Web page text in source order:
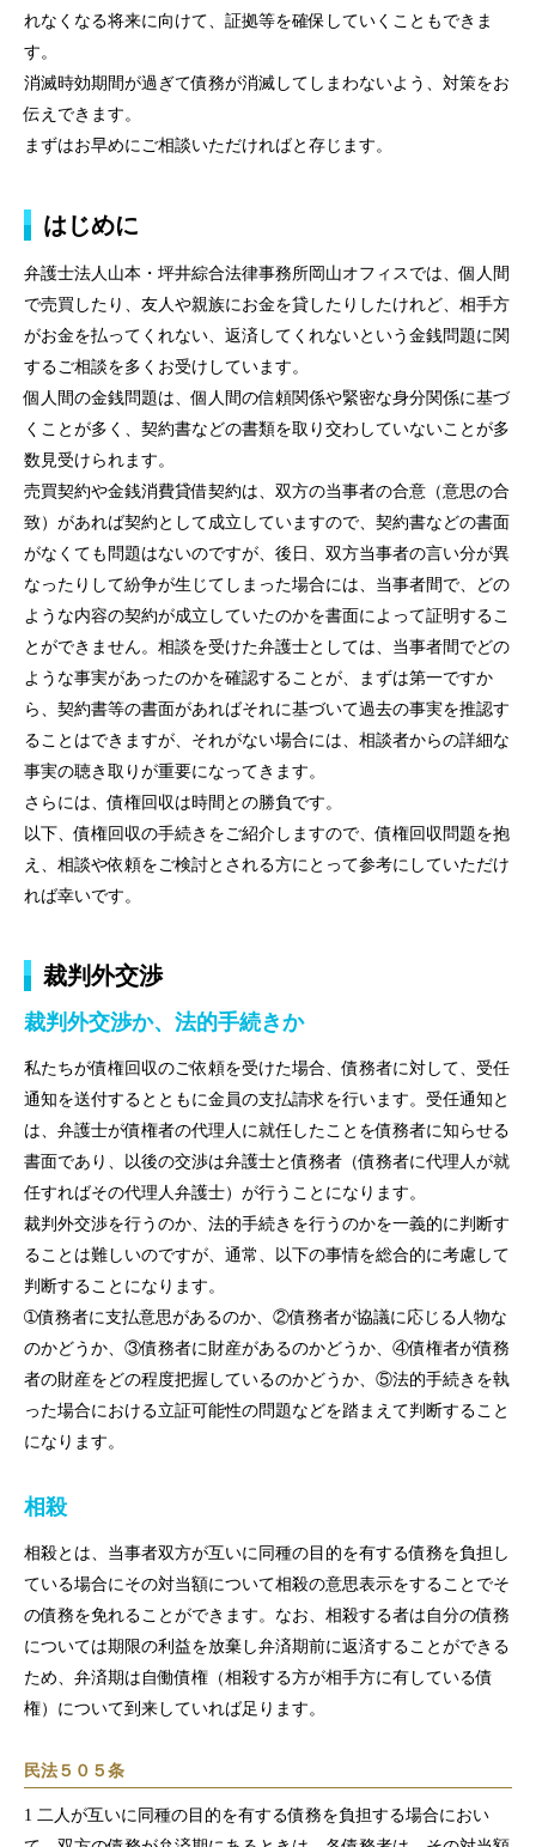
れなくなる将来に向けて、証拠等を確保していくこともできま
す。
消滅時効期間が過ぎて債務が消滅してしまわないよう、対策をお
伝えできます。
まずはお早めにご相談いただければと存じます。
はじめに
弁護士法人山本・坪井綜合法律事務所岡山オフィスでは、個人間
で売買したり、友人や親族にお金を貸したりしたけれど、相手方
がお金を払ってくれない、返済してくれないという金銭問題に関
するご相談を多くお受けしています。
個人間の金銭問題は、個人間の信頼関係や緊密な身分関係に基づ
くことが多く、契約書などの書類を取り交わしていないことが多
数見受けられます。
売買契約や金銭消費貸借契約は、双方の当事者の合意（意思の合
致）があれば契約として成立していますので、契約書などの書面
がなくても問題はないのですが、後日、双方当事者の言い分が異
なったりして紛争が生じてしまった場合には、当事者間で、どの
ような内容の契約が成立していたのかを書面によって証明するこ
とができません。相談を受けた弁護士としては、当事者間でどの
ような事実があったのかを確認することが、まずは第一ですか
ら、契約書等の書面があればそれに基づいて過去の事実を推認す
ることはできますが、それがない場合には、相談者からの詳細な
事実の聴き取りが重要になってきます。
さらには、債権回収は時間との勝負です。
以下、債権回収の手続きをご紹介しますので、債権回収問題を抱
え、相談や依頼をご検討とされる方にとって参考にしていただけ
れば幸いです。
裁判外交渉
裁判外交渉か、法的手続きか
私たちが債権回収のご依頼を受けた場合、債務者に対して、受任
通知を送付するとともに金員の支払請求を行います。受任通知と
は、弁護士が債権者の代理人に就任したことを債務者に知らせる
書面であり、以後の交渉は弁護士と債務者（債務者に代理人が就
任すればその代理人弁護士）が行うことになります。
裁判外交渉を行うのか、法的手続きを行うのかを一義的に判断す
ることは難しいのですが、通常、以下の事情を総合的に考慮して
判断することになります。
➀債務者に支払意思があるのか、②債務者が協議に応じる人物な
のかどうか、③債務者に財産があるのかどうか、④債権者が債務
者の財産をどの程度把握しているのかどうか、⑤法的手続きを執
った場合における立証可能性の問題などを踏まえて判断すること
になります。
相殺
相殺とは、当事者双方が互いに同種の目的を有する債務を負担し
ている場合にその対当額について相殺の意思表示をすることでそ
の債務を免れることができます。なお、相殺する者は自分の債務
については期限の利益を放棄し弁済期前に返済することができる
ため、弁済期は自働債権（相殺する方が相手方に有している債
権）について到来していれば足ります。
民法５０５条
1 二人が互いに同種の目的を有する債務を負担する場合におい